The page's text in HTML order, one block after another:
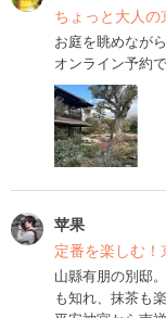
ちょっと大人の
お庭を眺めなが
オンライン予約
苹果
定番を楽しむ！
山縣有朋の別邸
も知れ、抹茶も